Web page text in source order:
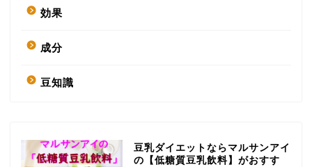
効果
成分
豆知識
豆乳ダイエットならマルサンアイ
の【低糖質豆乳飲料】がおすす